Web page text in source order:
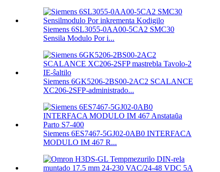
Siemens 6SL3055-0AA00-5CA2 SMC30
Sensila Modulo Por i...
Siemens 6GK5206-2BS00-2AC2 SCALANCE
XC206-2SFP-administrado...
Siemens 6ES7467-5GJ02-0AB0 INTERFACA
MODULO IM 467 R...